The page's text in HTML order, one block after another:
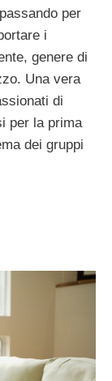
per
i
genere di
Una vera
di
per la prima
dei gruppi